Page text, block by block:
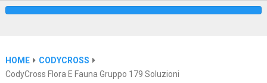
HOME
CODYCROSS
CodyCross Flora E Fauna Gruppo 179 Soluzioni